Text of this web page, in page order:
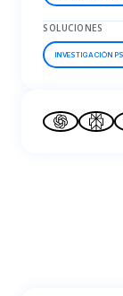
SOLUCIONES
INVESTIGACIÓN